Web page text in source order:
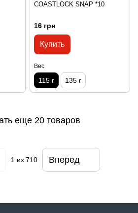
COASTLOCK SNAP *10
16 грн
Купить
Вес
115 г 135 г
еще 20 товаров
1 из 710 Вперед